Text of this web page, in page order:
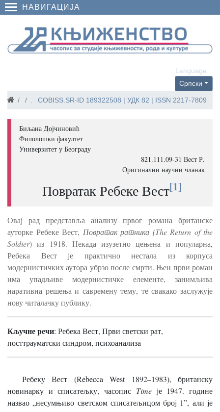
НАВИГАЦИЈА
Language:
Српски
Часописи
2014
Повратак Ребеке Вест
COBISS.SR-ID 189322508 | УДК 82 | ISSN 2217-7809
Биљана Дојчиновић
Филолошки факултет
Универзитет у Београду
821.111.09-31 Вест Р.
Оригинални научни чланак
Повратак Ребеке Вест[1]
Овај рад представља анализу првог романа британске
ауторке Ребеке Вест, Повратак ратника (The Return of the
Soldier) из 1918. Некада изузетно цењена и популарна,
Ребека Вест је практично нестала из корпуса
модернистичких аутора убрзо после смрти. Њен први роман
има упадљиве модернистичке елементе, занимљива
наративна решења и савремену тему, те свакако заслужује
нову читалачку публику.
Кључне речи: Ребека Вест, Први светски рат,
посттрауматски синдром, психоанализа
Ребеку Вест (Rebecca West 1892–1983), британску
новинарку и списатељку, часопис Timeје 1947. године
назвао „несумњиво светском списатељицом број 1”, али је